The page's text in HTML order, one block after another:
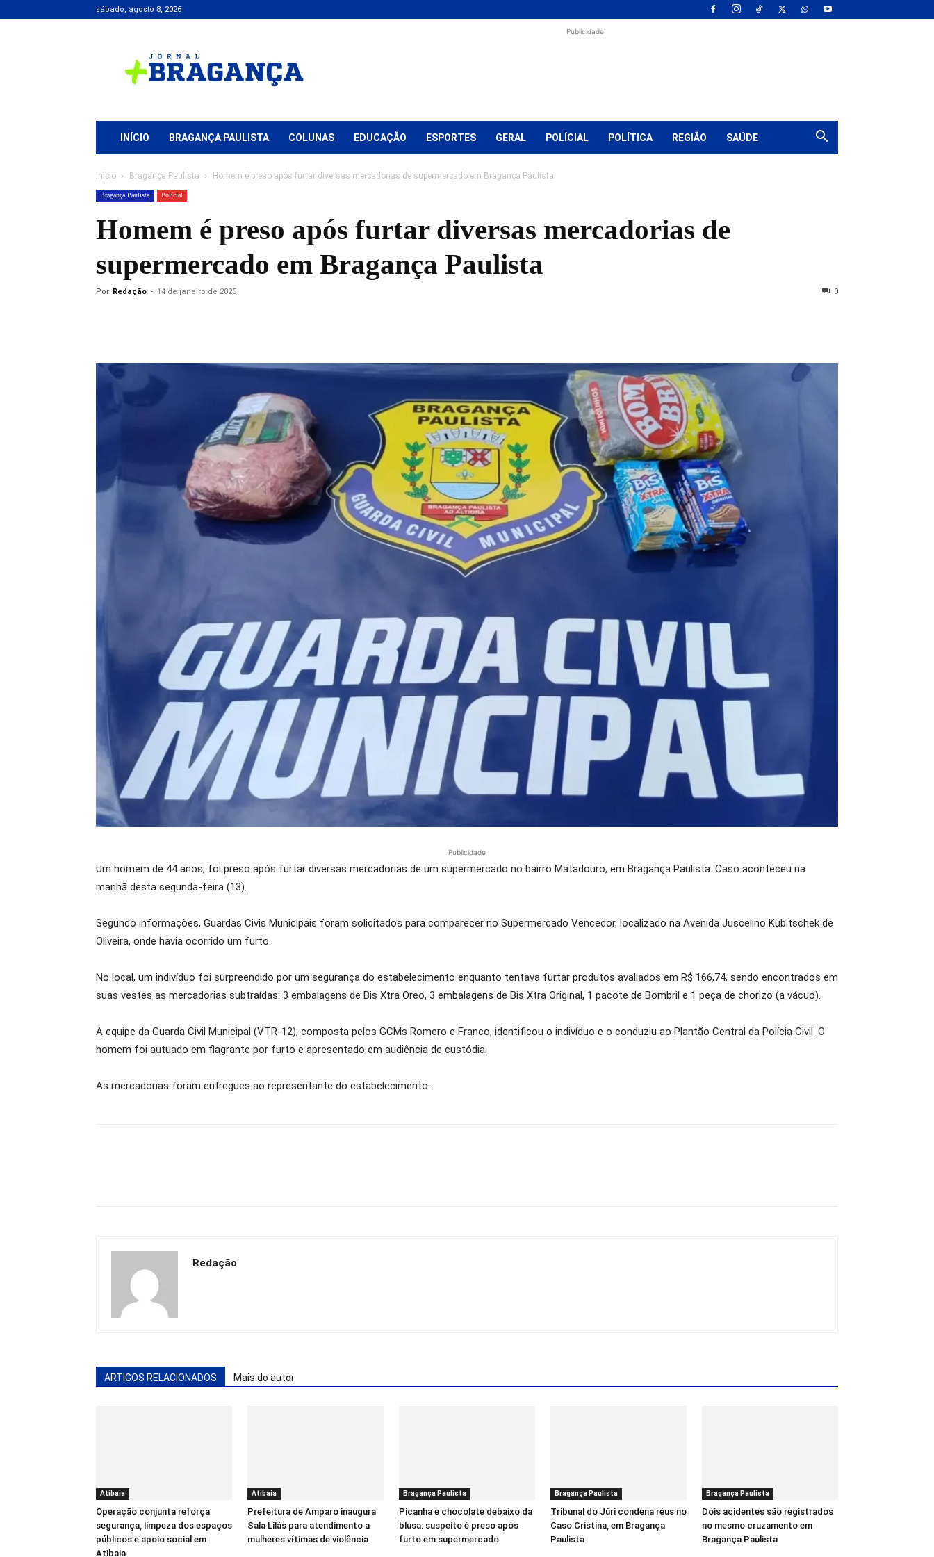
sábado, agosto 8, 2026
+
Bragança
Publicidade
INÍCIO BRAGANÇA PAULISTA COLUNAS EDUCAÇÃO ESPORTES GERAL POLÍCIAL POLÍTICA REGIÃO SAÚDE
Início Bragança Paulista Homem é preso após furtar diversas mercadorias de supermercado em Bragança Paulista
Bragança Paulista Polícial
Homem é preso após furtar diversas mercadorias de
supermercado em Bragança Paulista
Por Redação - 14 de janeiro de 2025 0
Publicidade
Um homem de 44 anos, foi preso após furtar diversas mercadorias de um supermercado no bairro Matadouro, em Bragança Paulista. Caso aconteceu na
manhã desta segunda-feira (13).
Segundo informações, Guardas Civis Municipais foram solicitados para comparecer no Supermercado Vencedor, localizado na Avenida Juscelino Kubitschek de
Oliveira, onde havia ocorrido um furto.
No local, um indivíduo foi surpreendido por um segurança do estabelecimento enquanto tentava furtar produtos avaliados em R$ 166,74, sendo encontrados em
suas vestes as mercadorias subtraídas: 3 embalagens de Bis Xtra Oreo, 3 embalagens de Bis Xtra Original, 1 pacote de Bombril e 1 peça de chorizo (a vácuo).
A equipe da Guarda Civil Municipal (VTR-12), composta pelos GCMs Romero e Franco, identificou o indivíduo e o conduziu ao Plantão Central da Polícia Civil. O
homem foi autuado em flagrante por furto e apresentado em audiência de custódia.
As mercadorias foram entregues ao representante do estabelecimento.
Redação
ARTIGOS RELACIONADOS Mais do autor
Atibaia
Operação conjunta reforça
segurança, limpeza dos espaços
públicos e apoio social em
Atibaia
Atibaia
Prefeitura de Amparo inaugura
Sala Lilás para atendimento a
mulheres vítimas de violência
Bragança Paulista
Picanha e chocolate debaixo da
blusa: suspeito é preso após
furto em supermercado
Bragança Paulista
Tribunal do Júri condena réus no
Caso Cristina, em Bragança
Paulista
Bragança Paulista
Dois acidentes são registrados
no mesmo cruzamento em
Bragança Paulista